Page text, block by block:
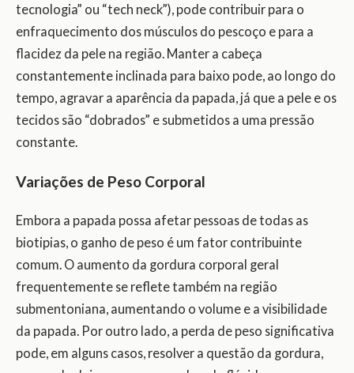
tecnologia” ou “tech neck”), pode contribuir para o
enfraquecimento dos músculos do pescoço e para a
flacidez da pele na região. Manter a cabeça
constantemente inclinada para baixo pode, ao longo do
tempo, agravar a aparência da papada, já que a pele e os
tecidos são “dobrados” e submetidos a uma pressão
constante.
Variações de Peso Corporal
Embora a papada possa afetar pessoas de todas as
biotipias, o ganho de peso é um fator contribuinte
comum. O aumento da gordura corporal geral
frequentemente se reflete também na região
submentoniana, aumentando o volume e a visibilidade
da papada. Por outro lado, a perda de peso significativa
pode, em alguns casos, resolver a questão da gordura,